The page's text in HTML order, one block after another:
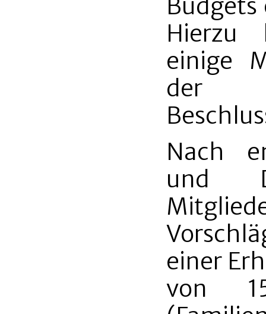
Hierzu
einige
der
Nach
und
einer
von